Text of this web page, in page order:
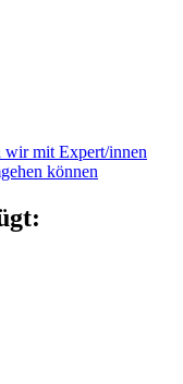
wir mit Expert/innen
können